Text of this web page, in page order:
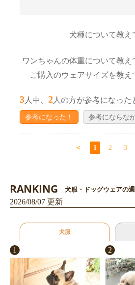
犬種について教え
ワンちゃんの体重について教え
ご購入のウェアサイズを教え
3 人中、 2 人の方が参考になった
参考になった！ 参考にならな
＜ 1 2 3
RANKING 犬服・ドッグウェアの
2026/08/07 更新
犬服
1 2